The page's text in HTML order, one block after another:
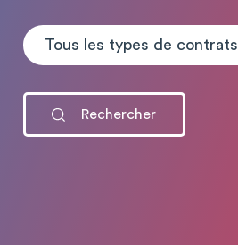
Tous les types de contrats